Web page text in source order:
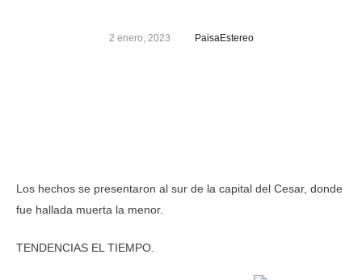
2 enero, 2023 PaisaEstereo
Los hechos se presentaron al sur de la capital del Cesar, donde
fue hallada muerta la menor.
TENDENCIAS EL TIEMPO.